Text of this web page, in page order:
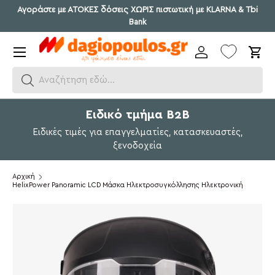
Αγοράστε με ΑΤΟΚΕΣ δόσεις ΧΩΡΙΣ πιστωτική με KLARNA & Tbi
Bank
Αναζήτηση εδώ...
Σύνδεση
Ειδικό τμήμα Β2Β
Ειδικές τιμές για επαγγελματίες, κατασκευαστές,
ξενοδοχεία
Αρχική
HelixPower Panoramic LCD Μάσκα Ηλεκτροσυγκόλλησης Ηλεκτρονική
Μετάβαση σε πληροφορίες προϊόντος